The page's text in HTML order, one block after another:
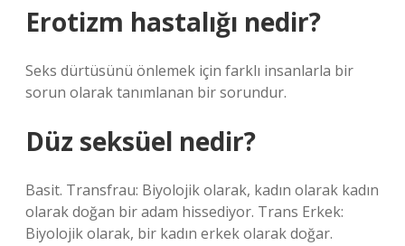
Erotizm hastalığı nedir?
Seks dürtüsünü önlemek için farklı insanlarla bir
sorun olarak tanımlanan bir sorundur.
Düz seksüel nedir?
Basit. Transfrau: Biyolojik olarak, kadın olarak kadın
olarak doğan bir adam hissediyor. Trans Erkek:
Biyolojik olarak, bir kadın erkek olarak doğar.